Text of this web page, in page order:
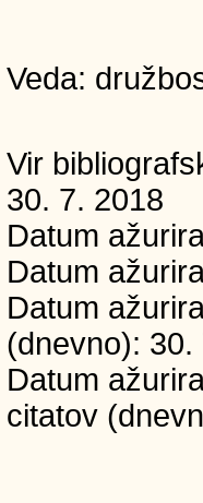
Veda:
Vir
30. 7. 2018
Datum
Datum
Datum
(dnevno): 30.
Datum
citatov